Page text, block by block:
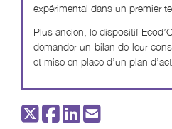
expérimental dans un premier
Plus ancien, le dispositif
demander un bilan de leur
et mise en place d’un plan